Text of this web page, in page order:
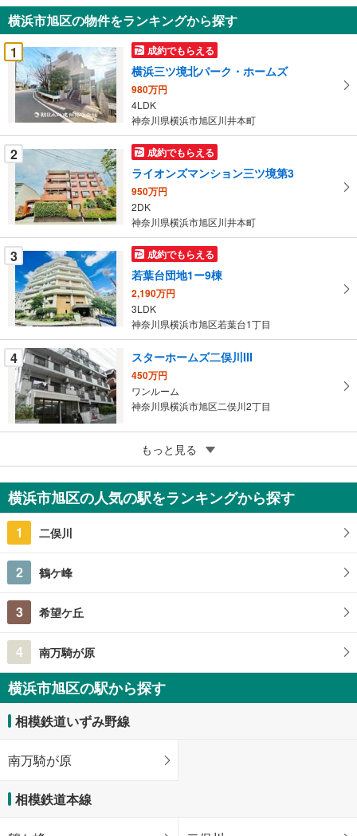
知
を
受
け
取
る
条
件
を
マ
イ
ペ
ー
ジ
保
存
す
る
横浜市旭区の物件をランキングから探す
1
成約でもらえる
横浜三ツ境北パーク・ホームズ
980万円
4LDK
神奈川県横浜市旭区川井本町
2 成約でもらえる
ライオンズマンション三ツ境第3
950万円
2DK
神奈川県横浜市旭区川井本町
3 成約でもらえる
若葉台団地1ー9棟
2,190万円
3LDK
神奈川県横浜市旭区若葉台1丁目
4 スターホームズ二俣川III
450万円
ワンルーム
神奈川県横浜市旭区二俣川2丁目
成約でもらえる
ベルハウス西谷
1,699万円
3LDK
もっと見る
横浜市旭区の人気の駅をランキングから探す
1 二俣川
2 鶴ケ峰
3 希望ケ丘
4 南万騎が原
横浜市旭区の駅から探す
相模鉄道いずみ野線
南万騎が原
相模鉄道本線